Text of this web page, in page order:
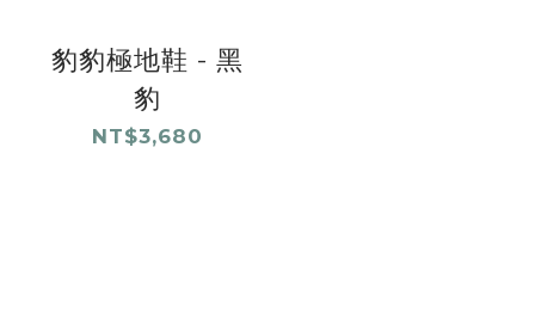
豹豹極地鞋 - 黑
豹
NT$3,680